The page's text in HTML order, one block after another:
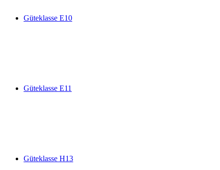
Güteklasse E10
Güteklasse E11
Güteklasse H13